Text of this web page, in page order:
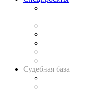
Судебная база